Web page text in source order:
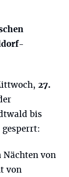
27.
bis
Nächten von
von